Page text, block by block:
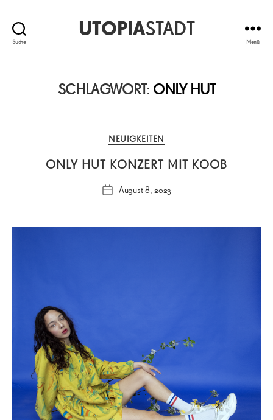
Suche
UTOPIASTADT
Menü
SCHLAGWORT: ONLY HUT
Kategorien
NEUIGKEITEN
ONLY HUT KONZERT MIT KOOB
Veröffentlichungsdatum
August 8, 2023